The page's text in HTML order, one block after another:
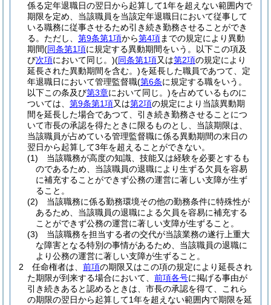
係る定年退職日の翌日から起算して1年を超えない範囲内で
期限を定め、当該職員を当該定年退職日において従事して
いる職務に従事させるため引き続き勤務させることができ
る。 ただし、 第9条第1項から第4項までの規定により異動
期間(同条第1項に規定する異動期間をいう。以下この項及
び次項において同じ。)(同条第1項又は第2項の規定により
延長された異動期間を含む。)を延長した職員であつて、定
年退職日において管理監督職(第6条に規定する職をいう。
以下この条及び第3章において同じ。)を占めているものに
ついては、 第9条第1項又は第2項の規定により当該異動期
間を延長した場合であつて、引き続き勤務させることにつ
いて市長の承認を得たときに限るものとし、当該期限は、
当該職員が占めている管理監督職に係る異動期間の末日の
翌日から起算して3年を超えることができない。
(1)
当該職務が高度の知識、技能又は経験を必要とするも
のであるため、当該職員の退職により生ずる欠員を容易
に補充することができず公務の運営に著しい支障が生ず
ること。
(2)
当該職務に係る勤務環境その他の勤務条件に特殊性が
あるため、当該職員の退職による欠員を容易に補充する
ことができず公務の運営に著しい支障が生ずること。
(3)
当該職務を担当する者の交代が当該業務の遂行上重大
な障害となる特別の事情があるため、当該職員の退職に
より公務の運営に著しい支障が生ずること。
2
任命権者は、 前項の期限又はこの項の規定により延長され
た期限が到来する場合において、 前項各号に掲げる事由が
引き続きあると認めるときは、市長の承認を得て、これら
の期限の翌日から起算して1年を超えない範囲内で期限を延